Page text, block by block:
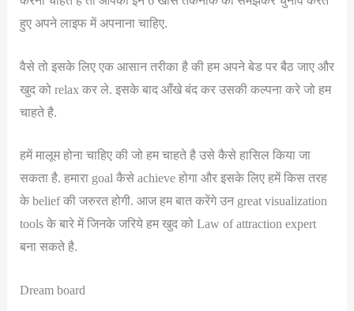
हुए अपने लाइफ में अपनाना चाहिए.
वैसे तो इसके लिए एक आसान तरीका है की हम अपने बेड पर बैठ जाए और
खुद को relax कर ले. इसके बाद आँखे बंद कर उसकी कल्पना करे जो हम
चाहते है.
हमें मालूम होना चाहिए की जो हम चाहते है उसे कैसे हासिल किया जा
सकता है. हमारा goal कैसे achieve होगा और इसके लिए हमें किस तरह
के belief की जरुरत होगी. आज हम बात करेंगे उन great visualization
tools के बारे में जिनके जरिये हम खुद को Law of attraction expert
बना सकते है.
Dream board